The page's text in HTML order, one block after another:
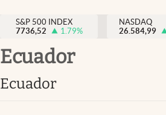
Streaming
Lifestyle
S&P 500 INDEX
7736,52
1.79%
NASDAQ
26.584,99
Ecuador
Ecuador